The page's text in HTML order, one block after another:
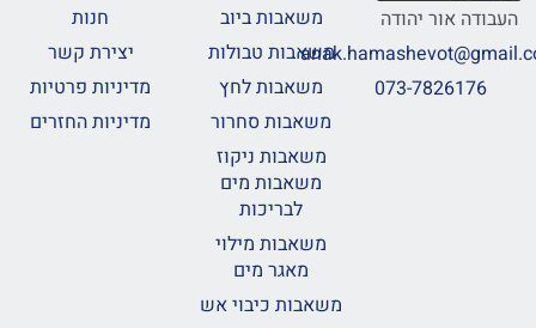
העבודה אור יהודה
073-7826176
משאבות ביוב
משאבות טבולות
משאבות לחץ
משאבות סחרור
משאבות ניקוז
משאבות מים
לבריכות
משאבות מילוי
מאגר מים
משאבות כיבוי אש
חנות
יצירת קשר
מדיניות פרטיות
מדיניות החזרים